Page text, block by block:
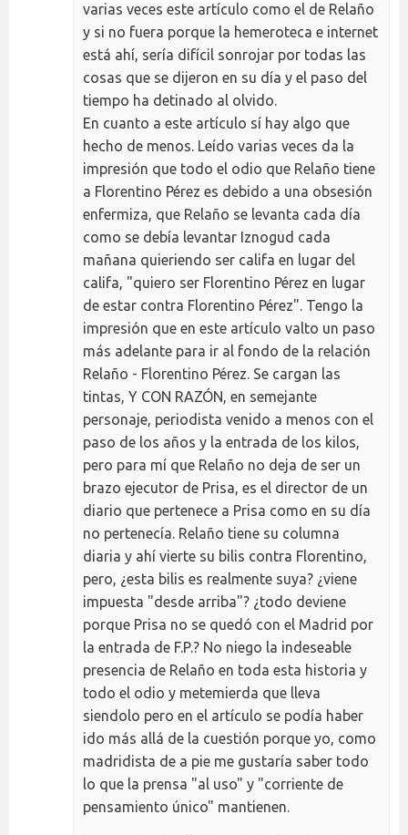
varias veces este artículo como el de Relaño
y si no fuera porque la hemeroteca e internet
está ahí, sería difícil sonrojar por todas las
cosas que se dijeron en su día y el paso del
tiempo ha detinado al olvido.
En cuanto a este artículo sí hay algo que
hecho de menos. Leído varias veces da la
impresión que todo el odio que Relaño tiene
a Florentino Pérez es debido a una obsesión
enfermiza, que Relaño se levanta cada día
como se debía levantar Iznogud cada
mañana quieriendo ser califa en lugar del
califa, "quiero ser Florentino Pérez en lugar
de estar contra Florentino Pérez". Tengo la
impresión que en este artículo valto un paso
más adelante para ir al fondo de la relación
Relaño - Florentino Pérez. Se cargan las
tintas, Y CON RAZÓN, en semejante
personaje, periodista venido a menos con el
paso de los años y la entrada de los kilos,
pero para mí que Relaño no deja de ser un
brazo ejecutor de Prisa, es el director de un
diario que pertenece a Prisa como en su día
no pertenecía. Relaño tiene su columna
diaria y ahí vierte su bilis contra Florentino,
pero, ¿esta bilis es realmente suya? ¿viene
impuesta "desde arriba"? ¿todo deviene
porque Prisa no se quedó con el Madrid por
la entrada de F.P.? No niego la indeseable
presencia de Relaño en toda esta historia y
todo el odio y metemierda que lleva
siendolo pero en el artículo se podía haber
ido más allá de la cuestión porque yo, como
madridista de a pie me gustaría saber todo
lo que la prensa "al uso" y "corriente de
pensamiento único" mantienen.